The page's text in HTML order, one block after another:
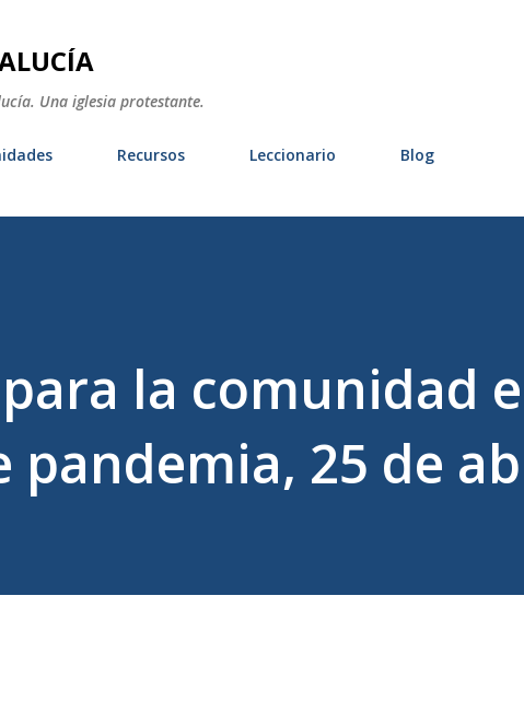
Una iglesia protestante.
Recursos Leccionario Blog
la comunidad
pandemia, 25 de